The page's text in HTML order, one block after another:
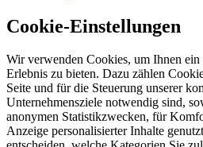
Cookie-Einstellungen
Wir verwenden Cookies, um Ihnen ein
Erlebnis zu bieten. Dazu zählen
Seite und für die Steuerung unserer
Unternehmensziele notwendig sind,
anonymen Statistikzwecken, für
Anzeige personalisierter Inhalte